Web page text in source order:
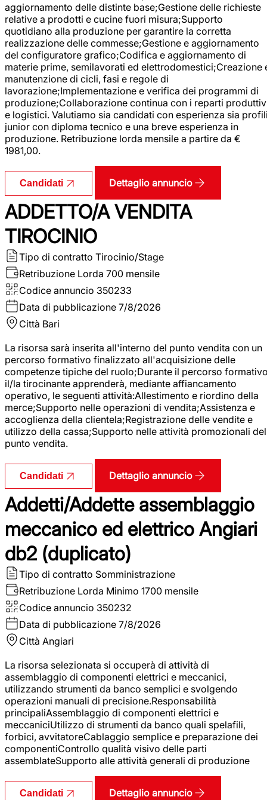
aggiornamento delle distinte base;Gestione delle richieste
relative a prodotti e cucine fuori misura;Supporto
quotidiano alla produzione per garantire la corretta
realizzazione delle commesse;Gestione e aggiornamento
del configuratore grafico;Codifica e aggiornamento di
materie prime, semilavorati ed elettrodomestici;Creazione
manutenzione di cicli, fasi e regole di
lavorazione;Implementazione e verifica dei programmi di
produzione;Collaborazione continua con i reparti
e logistici. Valutiamo sia candidati con esperienza sia
junior con diploma tecnico e una breve esperienza in
produzione. Retribuzione lorda mensile a partire da €
1981,00.
Candidati Dettaglio annuncio
ADDETTO/A VENDITA
TIROCINIO
Tipo di contratto Tirocinio/Stage
Retribuzione Lorda 700 mensile
Codice annuncio 350233
Data di pubblicazione 7/8/2026
Città Bari
La risorsa sarà inserita all'interno del punto vendita con un
percorso formativo finalizzato all'acquisizione delle
competenze tipiche del ruolo;Durante il percorso
il/la tirocinante apprenderà, mediante affiancamento
operativo, le seguenti attività:Allestimento e riordino della
merce;Supporto nelle operazioni di vendita;Assistenza e
accoglienza della clientela;Registrazione delle vendite e
utilizzo della cassa;Supporto nelle attività promozionali del
punto vendita.
Candidati Dettaglio annuncio
Addetti/Addette assemblaggio
meccanico ed elettrico Angiari
db2 (duplicato)
Tipo di contratto Somministrazione
Retribuzione Lorda Minimo 1700 mensile
Codice annuncio 350232
Data di pubblicazione 7/8/2026
Città Angiari
La risorsa selezionata si occuperà di attività di
assemblaggio di componenti elettrici e meccanici,
utilizzando strumenti da banco semplici e svolgendo
operazioni manuali di precisione.Responsabilità
principaliAssemblaggio di componenti elettrici e
meccaniciUtilizzo di strumenti da banco quali spelafili,
forbici, avvitatoreCablaggio semplice e preparazione dei
componentiControllo qualità visivo delle parti
assemblateSupporto alle attività generali di produzione
Candidati Dettaglio annuncio